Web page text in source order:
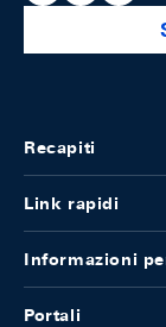
Recapiti
Link rapidi
Informazioni
Portali